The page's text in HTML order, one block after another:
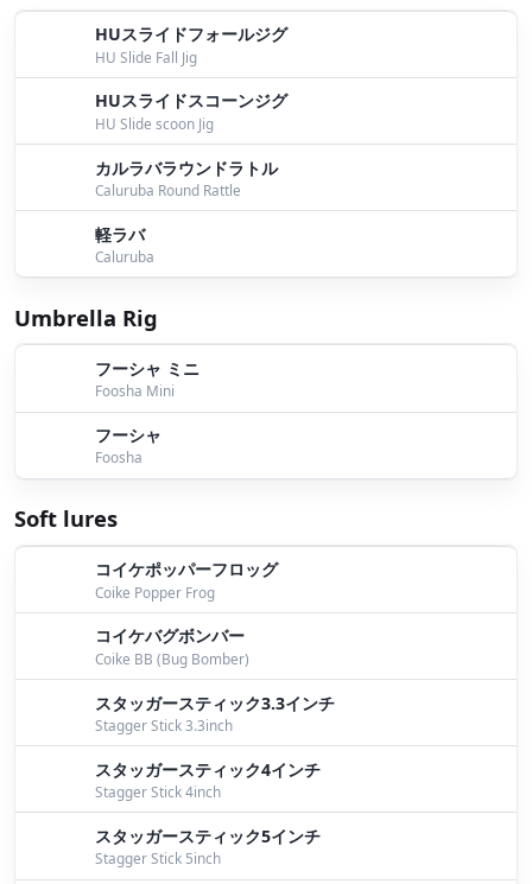
１０月２７日桧原湖ガイドby Bomber
イタスギルに追加！！by Itayama
１０月２１日桧原湖ガイド
１０月２０日桧原湖ガイドby Bomber
１０月１４日桧原湖ガイド
１０月１３日桧原湖ガイドby Bomber
１０月１０日桧原湖ガイド
１０月６日桧原湖ガイド
９月３０日桧原湖ガイド
９月２８日桧原湖ガイドby Bomber
９月２７日桧原湖ガイド
９月２５日桧原湖ガイドby Bomber
９月２２日桧原湖ガイドby Bomber
桧原湖ガイドby Bomber
桧原湖ガイドby Bomber
桧原湖ガイドby Bomber
９月１０日桧原湖ガイドby Bomber
８月２８日桧原湖ガイド
HUスライドフォールジグ
HU Slide Fall Jig
HUスライドスコーンジグ
HU Slide scoon Jig
カルラバラウンドラトル
Caluruba Round Rattle
軽ラバ
Caluruba
Umbrella Rig
フーシャ ミニ
Foosha Mini
フーシャ
Foosha
Soft lures
コイケポッパーフロッグ
Coike Popper Frog
コイケバグボンバー
Coike BB (Bug Bomber)
スタッガースティック3.3インチ
Stagger Stick 3.3inch
スタッガースティック4インチ
Stagger Stick 4inch
スタッガースティック5インチ
Stagger Stick 5inch